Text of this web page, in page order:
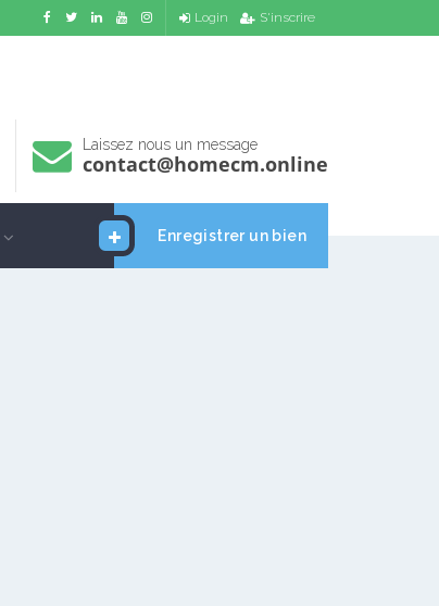
Login S'inscrire
Laissez nous un message
contact@homecm.online
Enregistrer un bien